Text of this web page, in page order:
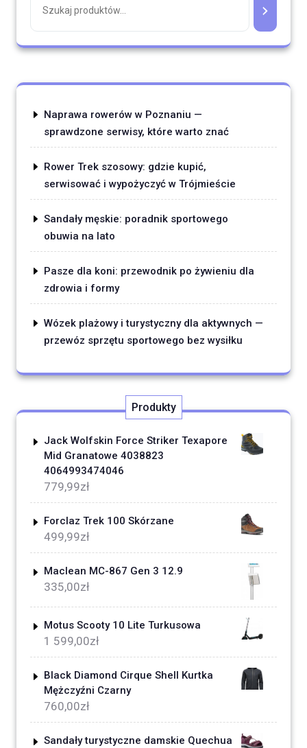
Naprawa rowerów w Poznaniu —
sprawdzone serwisy, które warto znać
Rower Trek szosowy: gdzie kupić,
serwisować i wypożyczyć w Trójmieście
Sandały męskie: poradnik sportowego
obuwia na lato
Pasze dla koni: przewodnik po żywieniu dla
zdrowia i formy
Wózek plażowy i turystyczny dla aktywnych —
przewóz sprzętu sportowego bez wysiłku
Produkty
Jack Wolfskin Force Striker Texapore
Mid Granatowe 4038823
4064993474046
779,99zł
Forclaz Trek 100 Skórzane
499,99zł
Maclean MC-867 Gen 3 12.9
335,00zł
Motus Scooty 10 Lite Turkusowa
1 599,00zł
Black Diamond Cirque Shell Kurtka
Mężczyźni Czarny
760,00zł
Sandały turystyczne damskie Quechua